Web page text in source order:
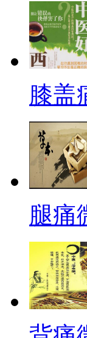
膝盖
腿痛